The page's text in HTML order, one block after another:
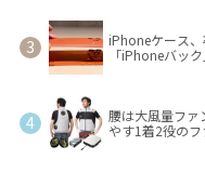
iPhoneケース
「iPhoneバッ
腰は大風量ファ
やす1着2役の